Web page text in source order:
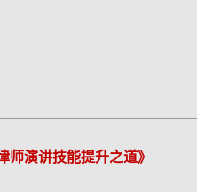
师演讲技能提升之道》